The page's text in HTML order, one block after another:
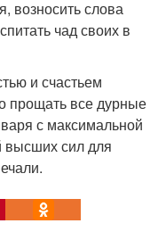
возносить слова
чад своих в
и счастьем
прощать все дурные
с максимальной
высших сил для